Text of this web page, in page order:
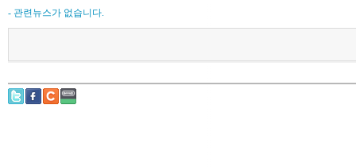
- 관련뉴스가 없습니다.